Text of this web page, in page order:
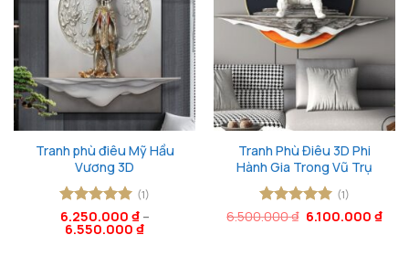
Tranh phù điêu Mỹ Hầu
Vương 3D
Được xếp
hạng55
(1)
6.250.000 ₫–
6.550.000 ₫
Tranh Phù Điêu 3D Phi
Hành Gia Trong Vũ Trụ
Được xếp
(1)
6.500.000₫ Giá
6.100.000 ₫Giá